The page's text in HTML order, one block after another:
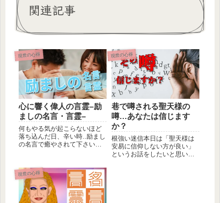
関連記事
現世の心得
心に響く偉人の言霊–励
ましの名言・言霊–
何もやる気が起こらないほど
落ち込んだ日、辛い時..励まし
の名言で癒やされて下さい。
現世の心得
巷で噂される聖天様の
噂…あなたは信じます
か？
根強い迷信本日は「聖天様は
安易に信仰しない方が良い」
というお話をしたいと思いま
現世の心得